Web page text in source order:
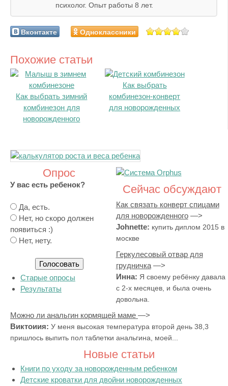
психолог. Опыт работы 8 лет.
Вконтакте Одноклассники
Похожие статьи
Как выбрать зимний
комбинезон для
новорожденного
Как выбрать
комбинезон-конверт
для новорожденных
Опрос
У вас есть ребенок?
В
а
р
и
Да, есть.
Нет, но скоро должен
появиться :)
Нет, нету.
Старые опросы
Результаты
Сейчас обсуждают
Как связать конверт спицами
для новорожденного
Johnette: купить диплом 2015 в
москве
Геркулесовый отвар для
грудничка
Инна: Я своему ребёнку давала
с 2-х месяцев, и была очень
довольна.
Можно ли анальгин кормящей маме
Виктоиия: У меня высокая температура второй день 38,3
пришлось выпить пол таблетки анальгина, моей...
Новые статьи
Книги по уходу за новорожденным ребенком
Детские кроватки для двойни новорожденных